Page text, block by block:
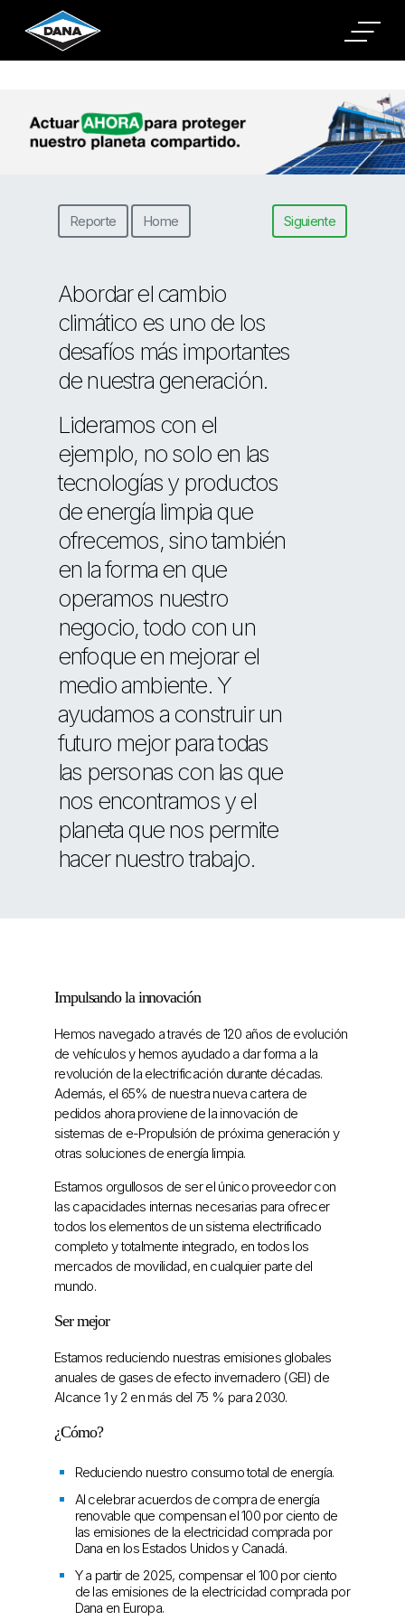
Cookies Settings
Reporte Home Siguiente
Abordar el cambio
climático es uno de los
desafíos más importantes
de nuestra generación.
Lideramos con el
ejemplo, no solo en las
tecnologías y productos
de energía limpia que
ofrecemos, sino también
en la forma en que
operamos nuestro
negocio, todo con un
enfoque en mejorar el
medio ambiente. Y
ayudamos a construir un
futuro mejor para todas
las personas con las que
nos encontramos y el
planeta que nos permite
hacer nuestro trabajo.
Impulsando la innovación
Hemos navegado a través de 120 años de evolución
de vehículos y hemos ayudado a dar forma a la
revolución de la electrificación durante décadas.
Además, el 65% de nuestra nueva cartera de
pedidos ahora proviene de la innovación de
sistemas de e-Propulsión de próxima generación y
otras soluciones de energía limpia.
Estamos orgullosos de ser el único proveedor con
las capacidades internas necesarias para ofrecer
todos los elementos de un sistema electrificado
completo y totalmente integrado, en todos los
mercados de movilidad, en cualquier parte del
mundo.
Ser mejor
Estamos reduciendo nuestras emisiones globales
anuales de gases de efecto invernadero (GEI) de
Alcance 1 y 2 en más del 75 % para 2030.
¿Cómo?
Reduciendo nuestro consumo total de energía.
Al celebrar acuerdos de compra de energía
renovable que compensan el 100 por ciento de
las emisiones de la electricidad comprada por
Dana en los Estados Unidos y Canadá.
Y a partir de 2025, compensar el 100 por ciento
de las emisiones de la electricidad comprada por
Dana en Europa.